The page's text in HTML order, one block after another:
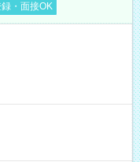
・面接OK